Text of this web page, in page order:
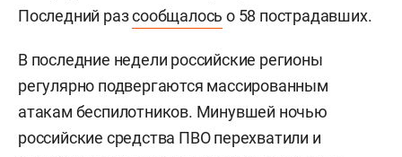
Последний разсообщалось о 58 пострадавших.
В последние недели российские регионы
регулярно подвергаются массированным
атакам беспилотников. Минувшей ночью
российские средства ПВО перехватили и